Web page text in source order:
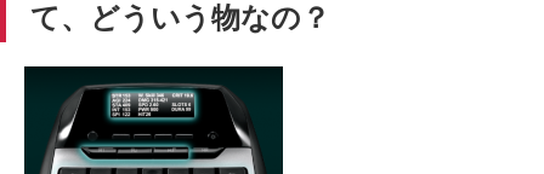
て、どういう物なの？